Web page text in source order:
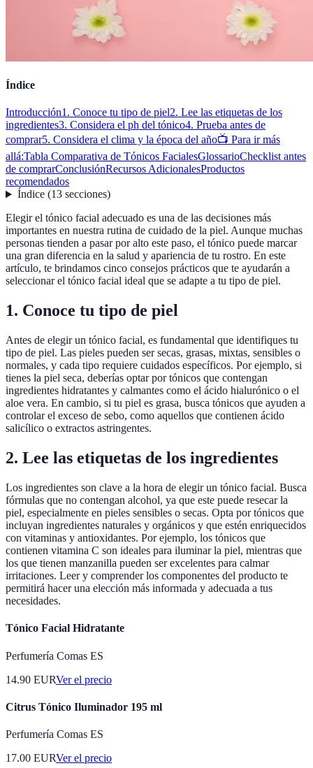
Índice
Introducción1. Conoce tu tipo de piel2. Lee las etiquetas de los
ingredientes3. Considera el ph del tónico4. Prueba antes de
comprar5. Considera el clima y la época del año📺 Para ir más
allá:Tabla Comparativa de Tónicos FacialesGlossarioChecklist antes
de comprarConclusiónRecursos AdicionalesProductos
recomendados
Índice(13 secciones)
Elegir el tónico facial adecuado es una de las decisiones más
importantes en nuestra rutina de cuidado de la piel. Aunque muchas
personas tienden a pasar por alto este paso, el tónico puede marcar
una gran diferencia en la salud y apariencia de tu rostro. En este
artículo, te brindamos cinco consejos prácticos que te ayudarán a
seleccionar el tónico facial ideal que se adapte a tu tipo de piel.
1. Conoce tu tipo de piel
Antes de elegir un tónico facial, es fundamental que identifiques tu
tipo de piel. Las pieles pueden ser secas, grasas, mixtas, sensibles o
normales, y cada tipo requiere cuidados específicos. Por ejemplo, si
tienes la piel seca, deberías optar por tónicos que contengan
ingredientes hidratantes y calmantes como el ácido hialurónico o el
aloe vera. En cambio, si tu piel es grasa, busca tónicos que ayuden a
controlar el exceso de sebo, como aquellos que contienen ácido
salicílico o extractos astringentes.
2. Lee las etiquetas de los ingredientes
Los ingredientes son clave a la hora de elegir un tónico facial. Busca
fórmulas que no contengan alcohol, ya que este puede resecar la
piel, especialmente en pieles sensibles o secas. Opta por tónicos que
incluyan ingredientes naturales y orgánicos y que estén enriquecidos
con vitaminas y antioxidantes. Por ejemplo, los tónicos que
contienen vitamina C son ideales para iluminar la piel, mientras que
los que tienen manzanilla pueden ser excelentes para calmar
irritaciones. Leer y comprender los componentes del producto te
permitirá hacer una elección más informada y adecuada a tus
necesidades.
Tónico Facial Hidratante
Perfumería Comas ES
14.90 EURVer el precio
Citrus Tónico Iluminador 195 ml
Perfumería Comas ES
17.00 EURVer el precio